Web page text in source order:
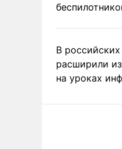
В
расширили
на уроках